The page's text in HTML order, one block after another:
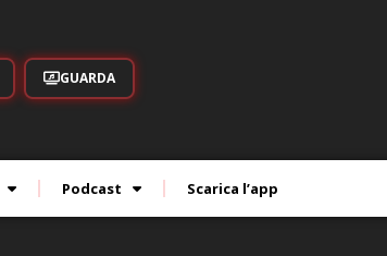
GUARDA
Podcast Scarica l’app